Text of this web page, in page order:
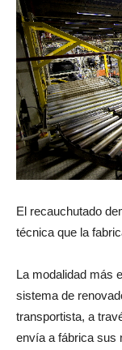
El recauchutado
técnica que la
La modalidad más
sistema de
transportista, a
envía a fábrica sus